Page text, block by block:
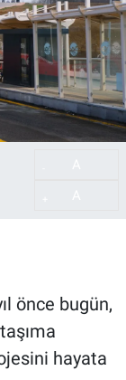
önce bugün,
hayata